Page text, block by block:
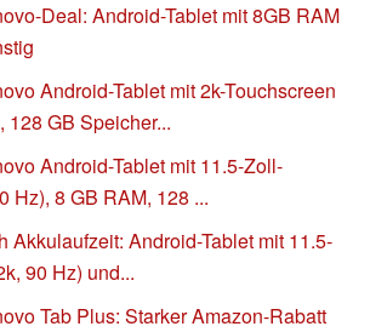
Deal: Android-Tablet mit 8GB RAM
Android-Tablet mit 2k-Touchscreen
128 GB Speicher...
Android-Tablet mit 11.5-Zoll-
Hz), 8 GB RAM, 128 ...
Akkulaufzeit: Android-Tablet mit 11.5-
90 Hz) und...
Tab Plus: Starker Amazon-Rabatt